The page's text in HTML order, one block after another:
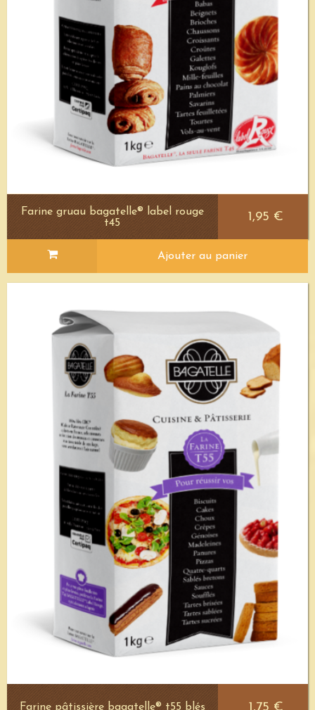
Voir le détail
Farine gruau bagatelle® label rouge
t45
1,95 €
Ajouter au panier
Farine pâtissière bagatelle® t55 blés 1,75 €